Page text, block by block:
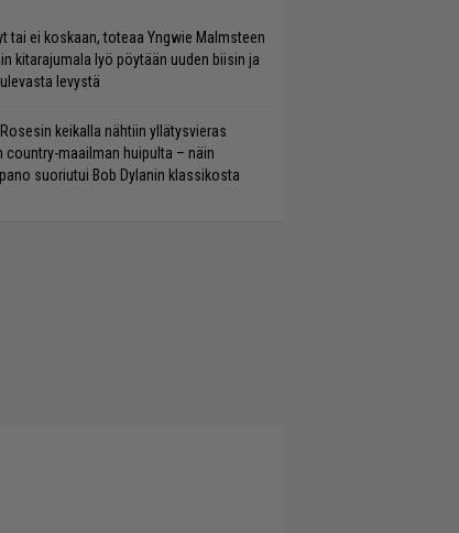
tai ei koskaan, toteaa Yngwie Malmsteen
kitarajumala lyö pöytään uuden biisin ja
levystä
Rosesin keikalla nähtiin yllätysvieras
country-maailman huipulta – näin
suoriutui Bob Dylanin klassikosta